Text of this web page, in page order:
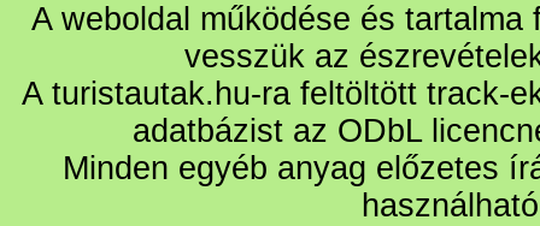
A weboldal működése és
vesszük az
A turistautak.hu-ra feltöltött track-
adatbázist az ODbL
Minden egyéb anyag előzetes